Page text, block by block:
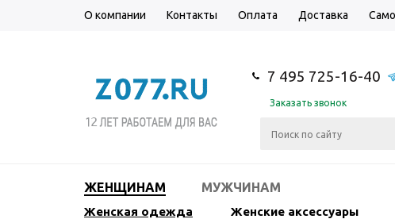
О компании Контакты Оплата Доставка
7 495 725-16-40
Заказать звонок
ЖЕНЩИНАМ МУЖЧИНАМ
Женская одежда Женские аксессуары